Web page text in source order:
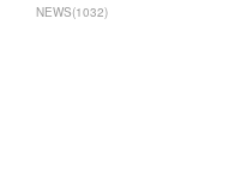
NEWS(1032)